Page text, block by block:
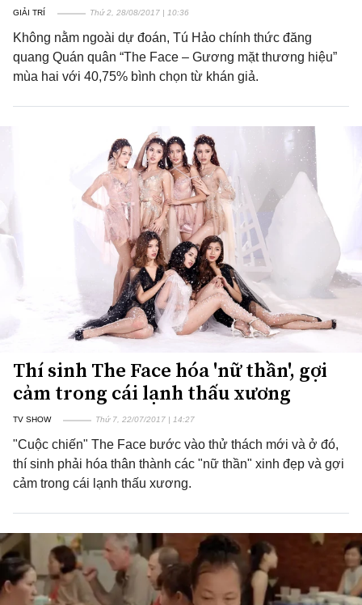
GIẢI TRÍ Thứ 2, 28/08/2017 | 10:36
Không nằm ngoài dự đoán, Tú Hảo chính thức đăng
quang Quán quân “The Face – Gương mặt thương hiệu”
mùa hai với 40,75% bình chọn từ khán giả.
Thí sinh The Face hóa 'nữ thần', gợi
cảm trong cái lạnh thấu xương
TV SHOW Thứ 7, 22/07/2017 | 14:27
"Cuộc chiến" The Face bước vào thử thách mới và ở đó,
thí sinh phải hóa thân thành các "nữ thần" xinh đẹp và gợi
cảm trong cái lạnh thấu xương.